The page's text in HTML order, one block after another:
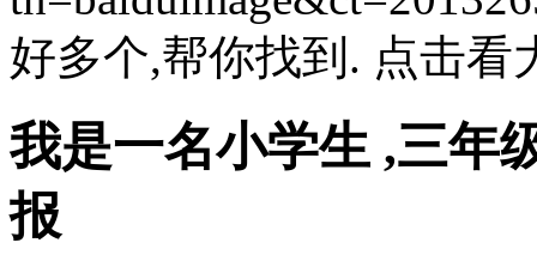
好多个,帮你找到. 点击看
我是一名小学生 ,三年
报